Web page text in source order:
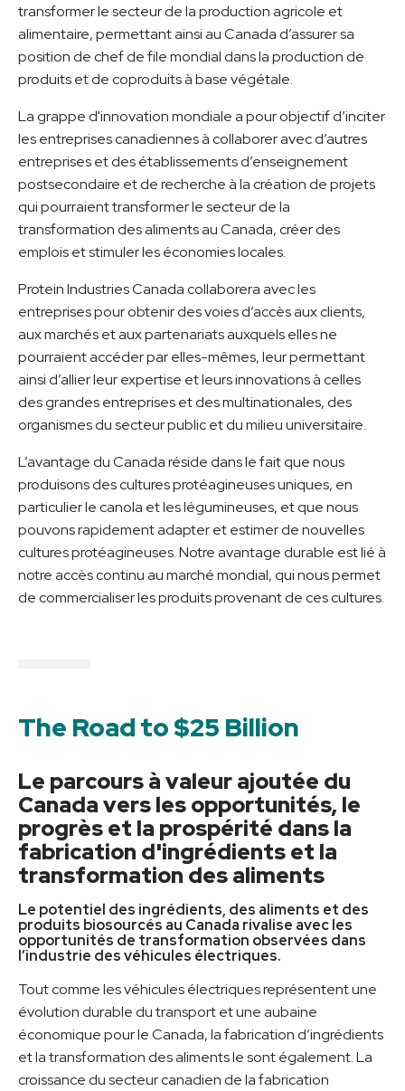
transformer le secteur de la production agricole et
alimentaire, permettant ainsi au Canada d’assurer sa
position de chef de file mondial dans la production de
produits et de coproduits à base végétale.
La grappe d'innovation mondiale a pour objectif d’inciter
les entreprises canadiennes à collaborer avec d’autres
entreprises et des établissements d’enseignement
postsecondaire et de recherche à la création de projets
qui pourraient transformer le secteur de la
transformation des aliments au Canada, créer des
emplois et stimuler les économies locales.
Protein Industries Canada collaborera avec les
entreprises pour obtenir des voies d’accès aux clients,
aux marchés et aux partenariats auxquels elles ne
pourraient accéder par elles-mêmes, leur permettant
ainsi d’allier leur expertise et leurs innovations à celles
des grandes entreprises et des multinationales, des
organismes du secteur public et du milieu universitaire.
L’avantage du Canada réside dans le fait que nous
produisons des cultures protéagineuses uniques, en
particulier le canola et les légumineuses, et que nous
pouvons rapidement adapter et estimer de nouvelles
cultures protéagineuses. Notre avantage durable est lié à
notre accès continu au marché mondial, qui nous permet
de commercialiser les produits provenant de ces cultures.
The Road to $25 Billion
Le parcours à valeur ajoutée du
Canada vers les opportunités, le
progrès et la prospérité dans la
fabrication d'ingrédients et la
transformation des aliments
Le potentiel des ingrédients, des aliments et des
produits biosourcés au Canada rivalise avec les
opportunités de transformation observées dans
l’industrie des véhicules électriques.
Tout comme les véhicules électriques représentent une
évolution durable du transport et une aubaine
économique pour le Canada, la fabrication d’ingrédients
et la transformation des aliments le sont également. La
croissance du secteur canadien de la fabrication